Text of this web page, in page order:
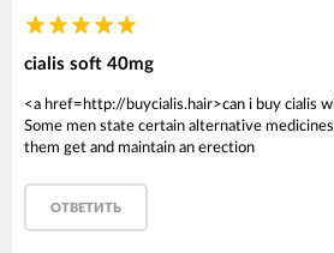
cialis soft 40mg
<a href=http://buycialis.hair>can i buy cialis
Some men state certain alternative
them get and maintain an erection
ОТВЕТИТЬ